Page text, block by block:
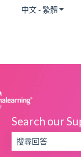
中文 - 繁體 顯示
Search our